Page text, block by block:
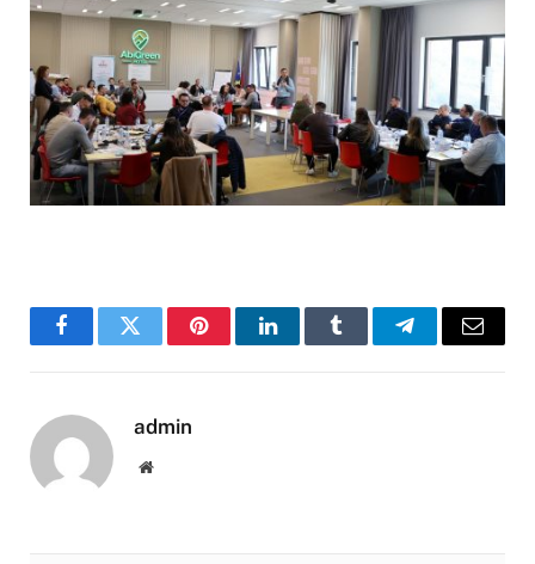
FacebookTwitter PinterestLinkedInTumblr TelegramEmail
admin
Website